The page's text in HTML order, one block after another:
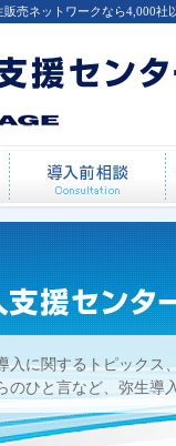
員ごとに明細
売ネットワークなら4,000社
入に関するトピックス
のひと言など、弥生導
ホーム